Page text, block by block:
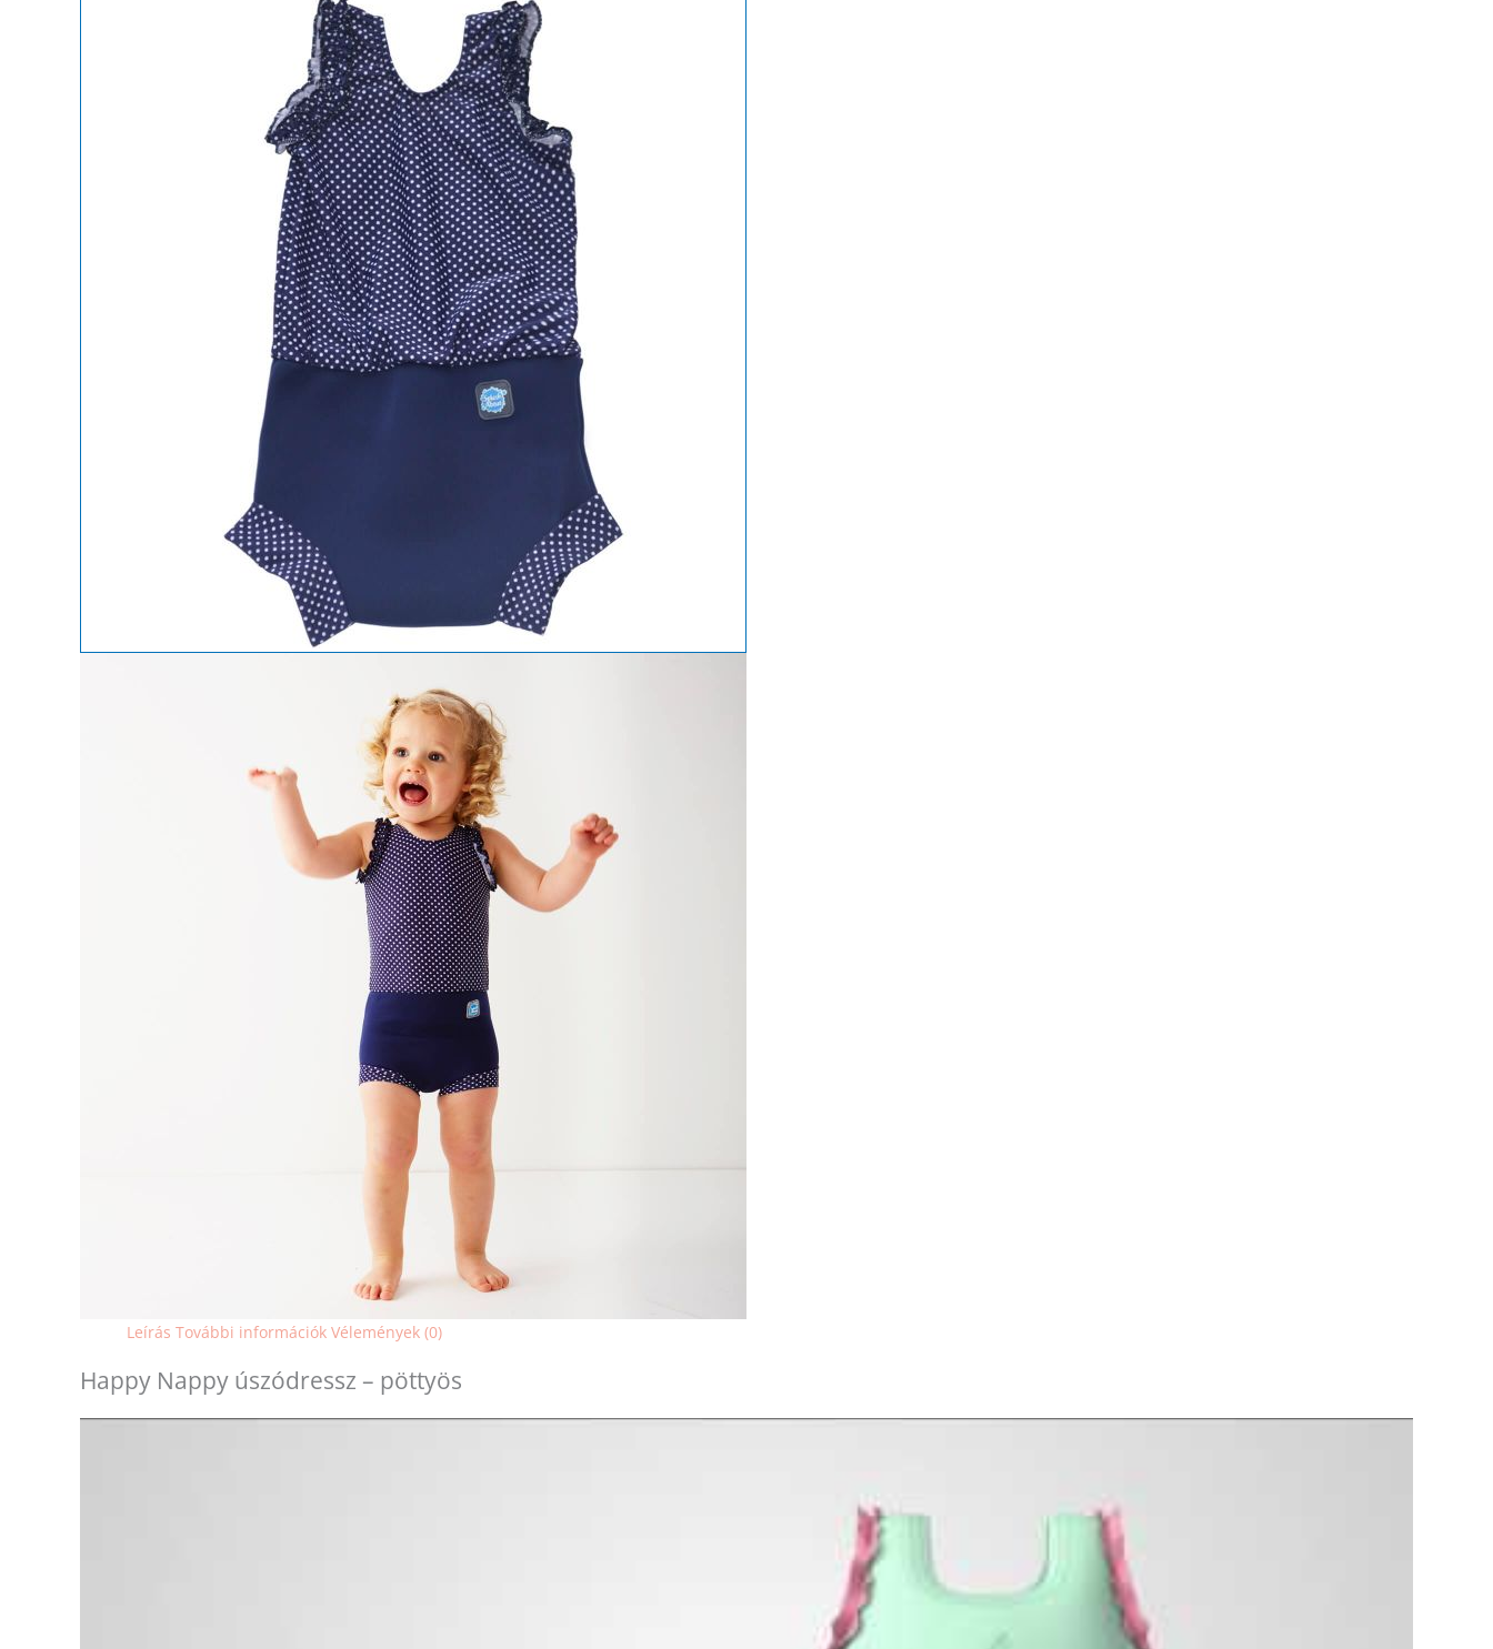
Leírás További információk Vélemények (0)
Happy Nappy úszódressz – pöttyös